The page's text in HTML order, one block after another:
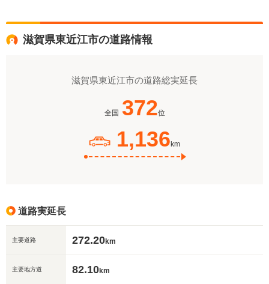
滋賀県東近江市の道路情報
滋賀県東近江市の道路総実延長
全国 372位
1,136 km
道路実延長
主要道路 272.20km
主要地方道 82.10km